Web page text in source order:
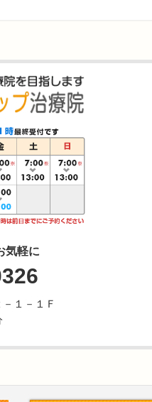
気軽に
１－１Ｆ